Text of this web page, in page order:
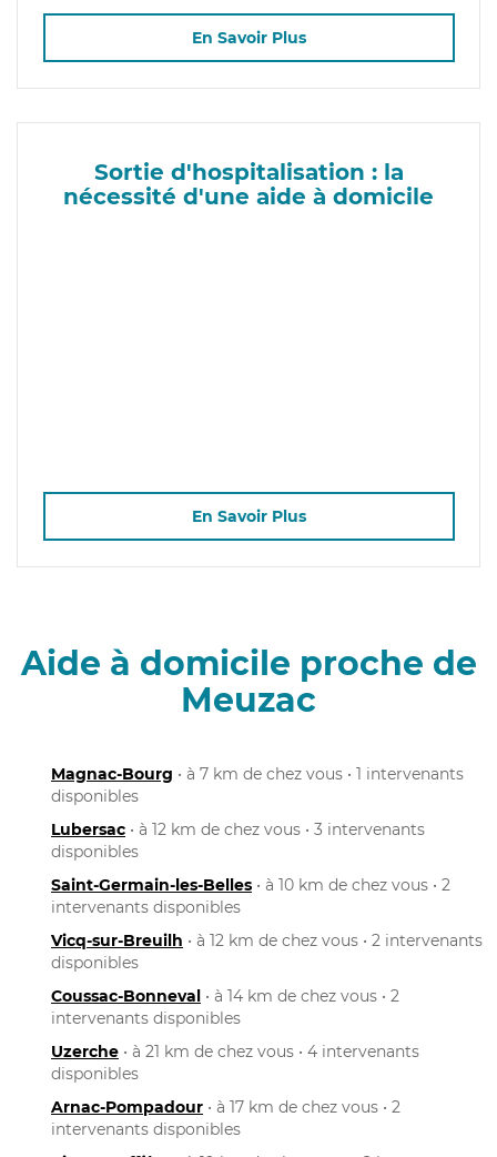
En Savoir Plus
Sortie d'hospitalisation : la
nécessité d'une aide à domicile
En Savoir Plus
Aide à domicile proche de
Meuzac
Magnac-Bourg • à 7 km de chez vous • 1 intervenants
disponibles
Lubersac • à 12 km de chez vous • 3 intervenants
disponibles
Saint-Germain-les-Belles • à 10 km de chez vous • 2
intervenants disponibles
Vicq-sur-Breuilh • à 12 km de chez vous • 2 intervenants
disponibles
Coussac-Bonneval • à 14 km de chez vous • 2
intervenants disponibles
Uzerche • à 21 km de chez vous • 4 intervenants
disponibles
Arnac-Pompadour • à 17 km de chez vous • 2
intervenants disponibles